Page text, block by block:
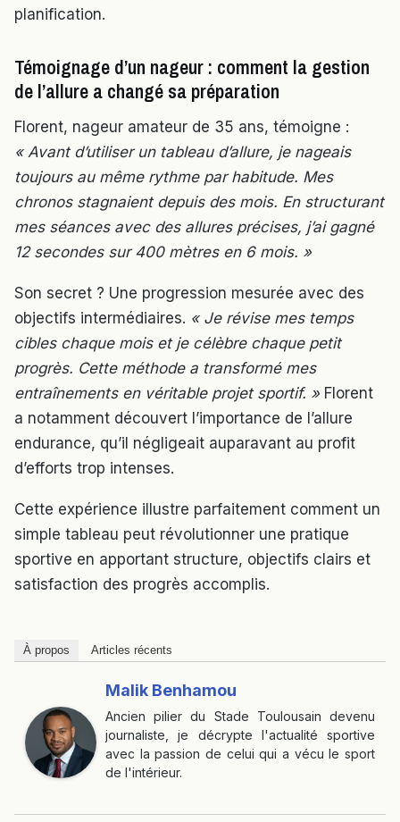
planification.
Témoignage d’un nageur : comment la gestion
de l’allure a changé sa préparation
Florent, nageur amateur de 35 ans, témoigne :
« Avant d’utiliser un tableau d’allure, je nageais
toujours au même rythme par habitude. Mes
chronos stagnaient depuis des mois. En structurant
mes séances avec des allures précises, j’ai gagné
12 secondes sur 400 mètres en 6 mois. »
Son secret ? Une progression mesurée avec des
objectifs intermédiaires. « Je révise mes temps
cibles chaque mois et je célèbre chaque petit
progrès. Cette méthode a transformé mes
entraînements en véritable projet sportif. »Florent
a notamment découvert l’importance de l’allure
endurance, qu’il négligeait auparavant au profit
d’efforts trop intenses.
Cette expérience illustre parfaitement comment un
simple tableau peut révolutionner une pratique
sportive en apportant structure, objectifs clairs et
satisfaction des progrès accomplis.
À propos Articles récents
Malik Benhamou
Ancien pilier du Stade Toulousain devenu
journaliste, je décrypte l'actualité sportive
avec la passion de celui qui a vécu le sport
de l'intérieur.